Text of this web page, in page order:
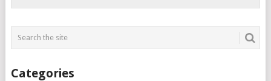
Categories